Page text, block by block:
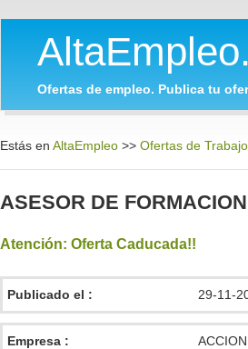
Ofertas de empleo. Publica tu
Estás en AltaEmpleo >> Ofertas de
ASESOR DE
Atención: Oferta Caducada!!
Publicado el : 29-11-
Empresa :